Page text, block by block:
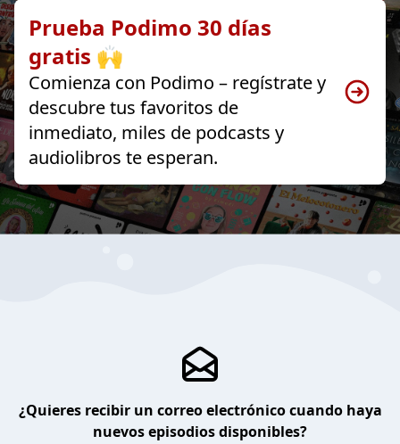
Prueba Podimo 30 días
gratis 🙌
Comienza con Podimo – regístrate y
descubre tus favoritos de
inmediato, miles de podcasts y
audiolibros te esperan.
¿Quieres recibir un correo electrónico cuando haya
nuevos episodios disponibles?